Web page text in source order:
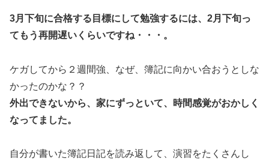
3月下旬に合格する目標にして勉強するには、2月下旬っ
てもう再開遅いくらいですね・・・。
ケガしてから２週間強、なぜ、簿記に向かい合おうとしな
かったのかな？？
外出できないから、家にずっといて、時間感覚がおかしく
なってました。
自分が書いた簿記日記を読み返して、演習をたくさんし